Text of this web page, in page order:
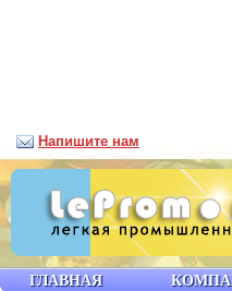
ГЛАВНАЯ
Напишите нам